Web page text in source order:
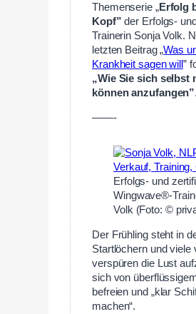
Themenserie „Erfolg
Kopf” der Erfolgs-
Trainerin Sonja Volk.
letzten Beitrag „Was
Krankheit sagen will”
„Wie Sie sich selbst
können anzufangen”.
——-
Erfolgs- und
Wingwave®-
Volk (Foto: ©
Der Frühling steht in
Startlöchern und viele
verspüren die Lust
sich von
befreien und „klar
machen“.